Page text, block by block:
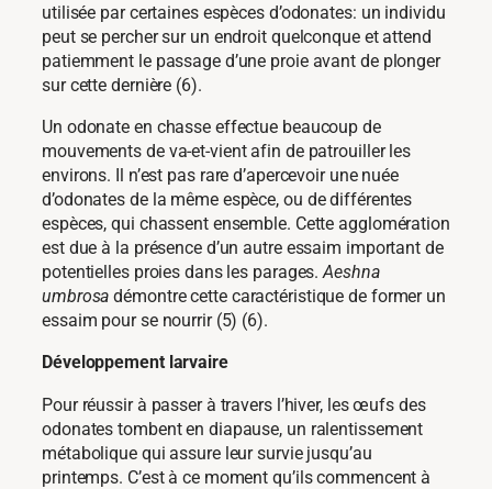
utilisée par certaines espèces d’odonates: un individu
peut se percher sur un endroit quelconque et attend
patiemment le passage d’une proie avant de plonger
sur cette dernière (6).
Un odonate en chasse effectue beaucoup de
mouvements de va-et-vient afin de patrouiller les
environs. Il n’est pas rare d’apercevoir une nuée
d’odonates de la même espèce, ou de différentes
espèces, qui chassent ensemble. Cette agglomération
est due à la présence d’un autre essaim important de
potentielles proies dans les parages.Aeshna
umbrosa démontre cette caractéristique de former un
essaim pour se nourrir (5) (6).
Développement larvaire
Pour réussir à passer à travers l’hiver, les œufs des
odonates tombent en diapause, un ralentissement
métabolique qui assure leur survie jusqu’au
printemps. C’est à ce moment qu’ils commencent à